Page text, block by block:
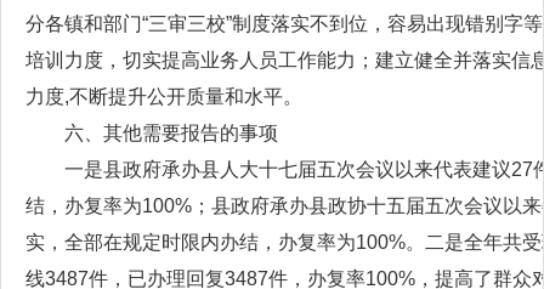
分各镇和部门“三审三校”制度落实不到位，容易出现错别字
培训力度，切实提高业务人员工作能力；建立健全并落实
力度,不断提升公开质量和水平。
六、其他需要报告的事项
一是县政府承办县人大十七届五次会议以来代表建议
结，办复率为100%；县政府承办县政协十五届五次会议以
实，全部在规定时限内办结，办复率为100%。二是全年共
线3487件，已办理回复3487件，办复率100%，提高了群众